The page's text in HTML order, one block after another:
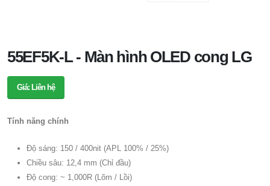
55EF5K-L - Màn hình OLED cong LG
Giá: Liên hệ
Tính năng chính
Độ sáng: 150 / 400nit (APL 100% / 25%)
Chiều sâu: 12,4 mm (Chỉ đầu)
Độ cong: ~ 1,000R (Lõm / Lồi)